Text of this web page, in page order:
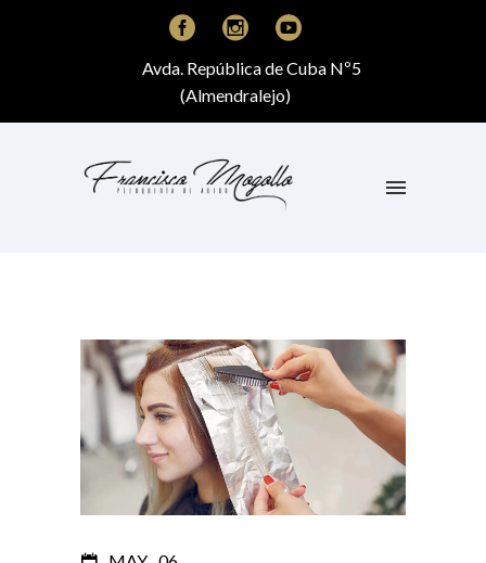
Avda. República de Cuba Nº5
(Almendralejo)